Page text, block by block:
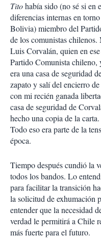
Titohabía sido (no sé si en
diferencias internas en
Bolivia) miembro del
de los comunistas
Luis Corvalán, quien en
Partido Comunista chileno,
era una casa de seguridad
zapato y salí del encierro
con mi recién ganada
casa de seguridad de
hecho una copia de la
Todo eso era parte de la
época.
Tiempo después cundió la
todos los bandos. Lo
para facilitar la transición
la solicitud de exhumación
entender que la necesidad
verdad le permitirá a Chile
más fuerte para el futuro.